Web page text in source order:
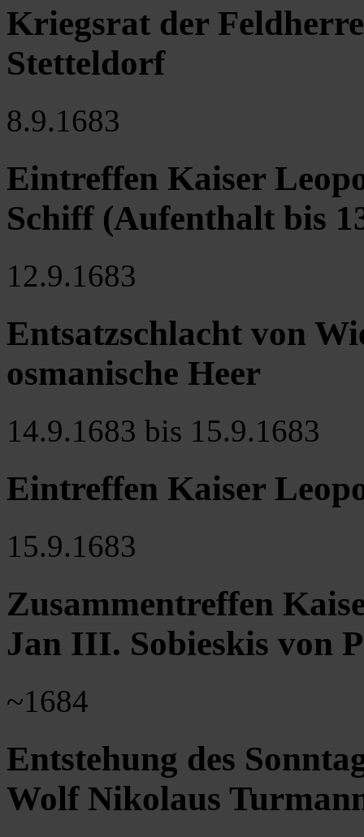
Kriegsrat der
Stetteldorf
8.9.1683
Eintreffen Kaiser
Schiff (Aufenthalt bis
12.9.1683
Entsatzschlacht von
osmanische Heer
14.9.1683 bis 15.9.1683
Eintreffen Kaiser
15.9.1683
Zusammentreffen
Jan III. Sobieskis von
~1684
Entstehung des
Wolf Nikolaus